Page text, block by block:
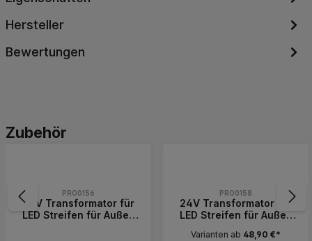
Hersteller
Bewertungen
Produktgalerie überspringen
Zubehör
PRO0156
24V Transformator für
LED Streifen für Außen
PRO0158
24V Transformator für
LED Streifen für Außen
Varianten ab 48,90 €*